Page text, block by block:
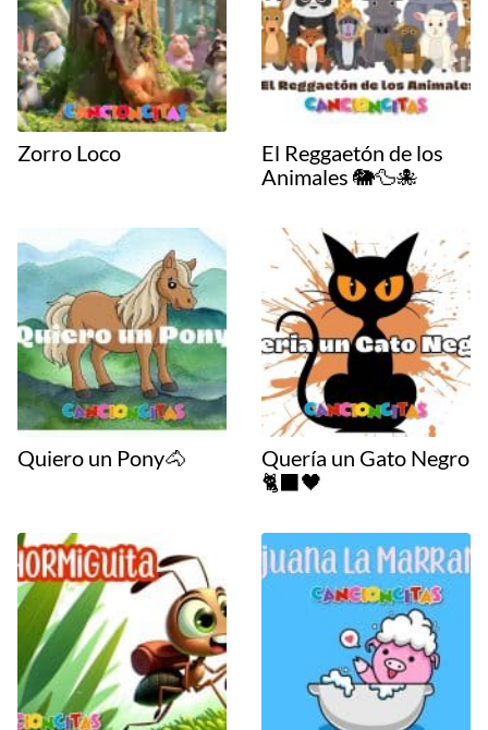
Zorro Loco
El Reggaetón de los
Animales 🐘🦆🐙
Quiero un Pony🐴
Quería un Gato Negro
🐈‍⬛🖤